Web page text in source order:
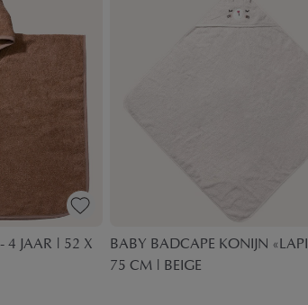
4 JAAR | 52 X
BABY BADCAPE KONIJN
75 CM | BEIGE